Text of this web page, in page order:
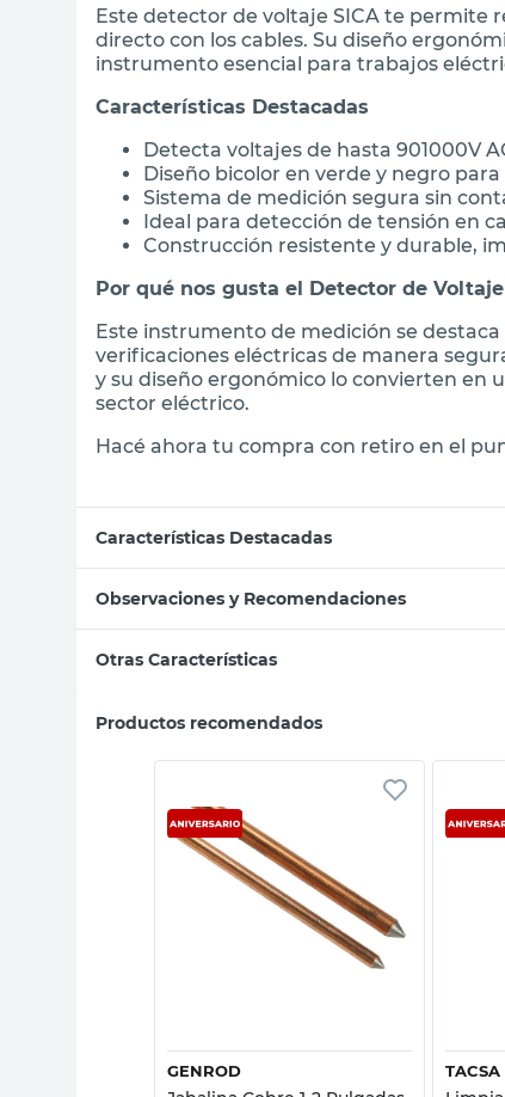
Este detector de voltaje SICA te permite
directo con los cables. Su diseño
instrumento esencial para trabajos
Características Destacadas
Detecta voltajes de hasta 901000V
Diseño bicolor en verde y negro
Sistema de medición segura sin
Ideal para detección de tensión en
Construcción resistente y durable,
Por qué nos gusta el Detector de Voltaje
Este instrumento de medición se
verificaciones eléctricas de manera
y su diseño ergonómico lo convierten en
sector eléctrico.
Hacé ahora tu compra con retiro en el
Características Destacadas
Observaciones y Recomendaciones
Otras Características
Productos recomendados
GENROD TACSA